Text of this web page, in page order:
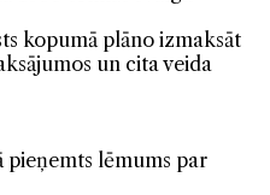
kopumā plāno izmaksāt
un cita veida
pieņemts lēmums par